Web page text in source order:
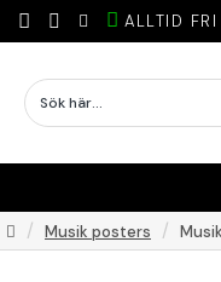
ALLTID FRI
Musik posters